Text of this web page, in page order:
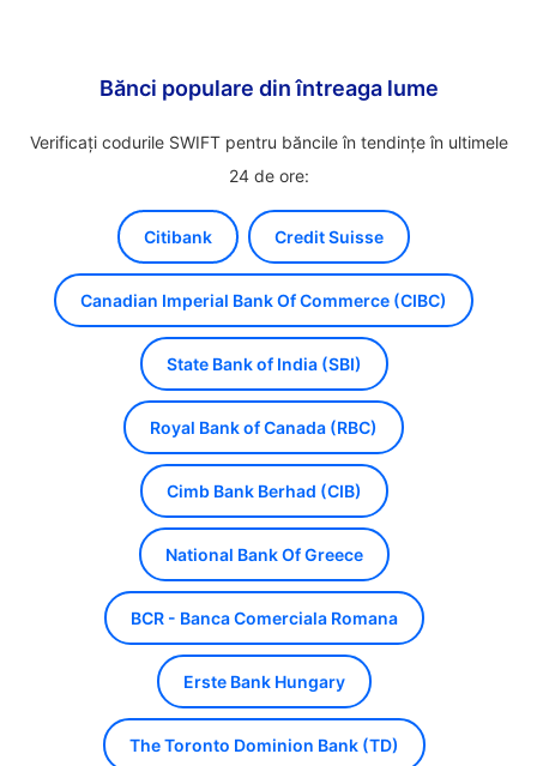
Bănci populare din întreaga lume
Verificați codurile SWIFT pentru băncile în tendințe în ultimele
24 de ore:
Citibank Credit Suisse
Canadian Imperial Bank Of Commerce (CIBC)
State Bank of India (SBI)
Royal Bank of Canada (RBC)
Cimb Bank Berhad (CIB)
National Bank Of Greece
BCR - Banca Comerciala Romana
Erste Bank Hungary
The Toronto Dominion Bank (TD)